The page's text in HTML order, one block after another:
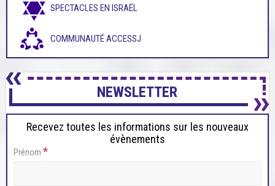
SPECTACLES EN ISRAËL
COMMUNAUTÉ ACCESSJ
NEWSLETTER
Recevez toutes les informations sur les nouveaux
évènements
Prénom *